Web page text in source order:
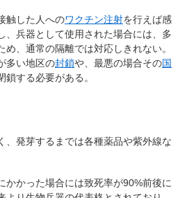
触した人へのワクチン注射を行えば感
、兵器として使用された場合には、多
め、通常の隔離では対応しきれない。
多い地区の封鎖や、最悪の場合その国
鎖する必要がある。
、発芽するまでは各種薬品や紫外線な
かかった場合には致死率が90%前後に